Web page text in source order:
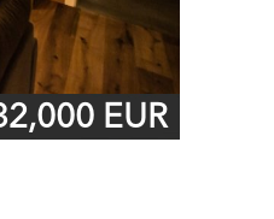
EUR